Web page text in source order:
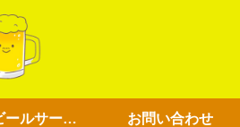
家庭用ビールサーバー お問い合わせ